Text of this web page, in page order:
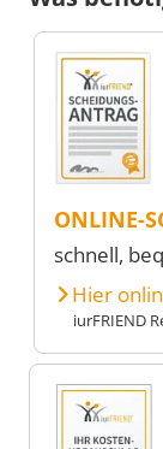
ONLINE-
schnell,
Hier
iurFRIEND